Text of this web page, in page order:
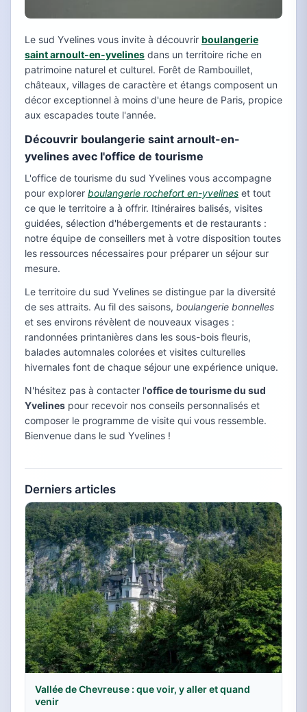
Le sud Yvelines vous invite à découvrir boulangerie
saint arnoult-en-yvelines dans un territoire riche en
patrimoine naturel et culturel. Forêt de Rambouillet,
châteaux, villages de caractère et étangs composent un
décor exceptionnel à moins d'une heure de Paris, propice
aux escapades toute l'année.
Découvrir boulangerie saint arnoult-en-
yvelines avec l'office de tourisme
L'office de tourisme du sud Yvelines vous accompagne
pour explorer boulangerie rochefort en-yvelines et tout
ce que le territoire a à offrir. Itinéraires balisés, visites
guidées, sélection d'hébergements et de restaurants :
notre équipe de conseillers met à votre disposition toutes
les ressources nécessaires pour préparer un séjour sur
mesure.
Le territoire du sud Yvelines se distingue par la diversité
de ses attraits. Au fil des saisons, boulangerie bonnelles
et ses environs révèlent de nouveaux visages :
randonnées printanières dans les sous-bois fleuris,
balades automnales colorées et visites culturelles
hivernales font de chaque séjour une expérience unique.
N'hésitez pas à contacter l'office de tourisme du sud
Yvelines pour recevoir nos conseils personnalisés et
composer le programme de visite qui vous ressemble.
Bienvenue dans le sud Yvelines !
Derniers articles
Vallée de Chevreuse : que voir, y aller et quand
venir